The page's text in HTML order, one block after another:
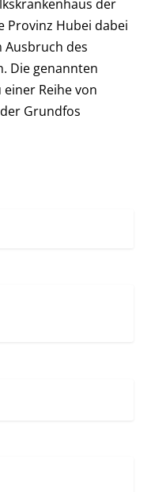
der
Provinz Hubei dabei
des
Die genannten
Reihe von
Grundfos